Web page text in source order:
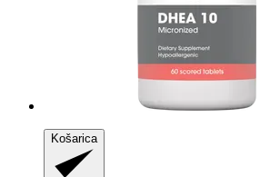
Košarica